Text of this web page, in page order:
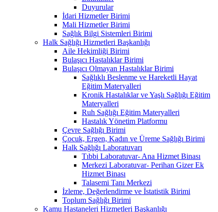
Duyurular
İdari Hizmetler Birimi
Mali Hizmetler Birimi
Sağlık Bilgi Sistemleri Birimi
Halk Sağlığı Hizmetleri Başkanlığı
Aile Hekimliği Birimi
Bulaşıcı Hastalıklar Birimi
Bulaşıcı Olmayan Hastalıklar Birimi
Sağlıklı Beslenme ve Hareketli Hayat
Eğitim Materyalleri
Kronik Hastalıklar ve Yaşlı Sağlığı Eğitim
Materyalleri
Ruh Sağlığı Eğitim Materyalleri
Hastalık Yönetim Platformu
Çevre Sağlığı Birimi
Çocuk, Ergen, Kadın ve Üreme Sağlığı Birimi
Halk Sağlığı Laboratuvarı
Tıbbi Laboratuvar- Ana Hizmet Binası
Merkezi Laboratuvar- Perihan Gizer Ek
Hizmet Binası
Talasemi Tanı Merkezi
İzleme, Değerlendirme ve İstatistik Birimi
Toplum Sağlığı Birimi
Kamu Hastaneleri Hizmetleri Başkanlığı